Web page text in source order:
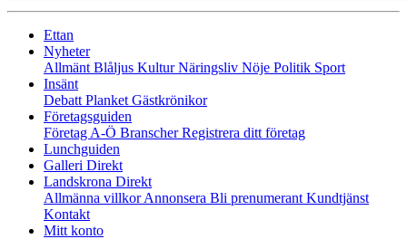
Ettan
Nyheter
Allmänt Blåljus KulturNäringsliv Nöje Politik Sport
Insänt
Debatt Planket Gästkrönikor
Företagsguiden
Företag A-Ö BranscherRegistrera ditt företag
Lunchguiden
Galleri Direkt
Landskrona Direkt
Allmänna villkorAnnonsera Bli prenumerant Kundtjänst
Kontakt
Mitt konto